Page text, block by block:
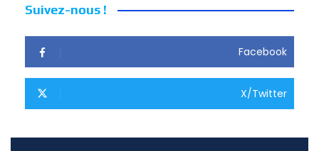
Suivez-nous !
Facebook
X/Twitter